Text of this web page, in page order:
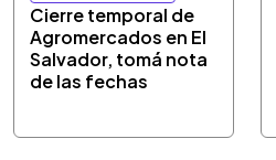
Cierre temporal de
Agromercados en El
Salvador, tomá nota
de las fechas